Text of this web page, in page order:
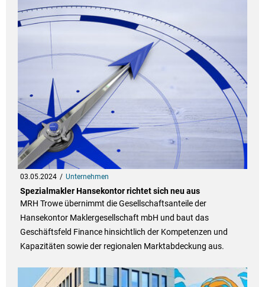
03.05.2024 Unternehmen
Spezialmakler Hansekontor richtet sich neu aus
MRH Trowe übernimmt die Gesellschaftsanteile der
Hansekontor Maklergesellschaft mbH und baut das
Geschäftsfeld Finance hinsichtlich der Kompetenzen und
Kapazitäten sowie der regionalen Marktabdeckung aus.